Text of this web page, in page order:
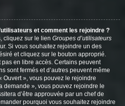
et comment les rejoindre ?
cliquez sur le lien Groupes d’utilisateurs
Si vous souhaitez rejoindre un des
et cliquez sur le bouton approprié.
en libre accès. Certains peuvent
sont fermés et d’autres peuvent même
Ouvert », vous pouvez le rejoindre
demande », vous pouvez rejoindre le
d’être approuvée par un chef de
pourquoi vous souhaitez rejoindre